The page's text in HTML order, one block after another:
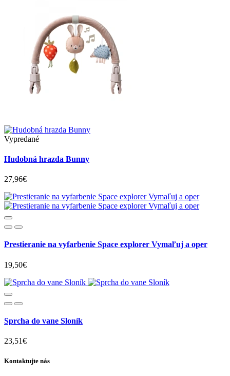
Vypredané
Hudobná hrazda Bunny
27,96€
Prestieranie na vyfarbenie Space explorer Vymaľuj a oper
19,50€
Sprcha do vane Sloník
23,51€
Kontaktujte nás